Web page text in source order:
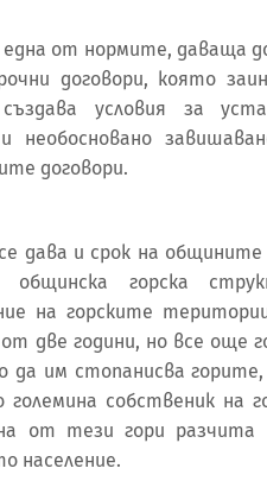
от нормите, даваща
договори, която
условия за
необосновано
договори.
дава и срок на общините
горска
на горските
от две години, но все
им стопанисва горите,
собственик на
от тези гори
население.